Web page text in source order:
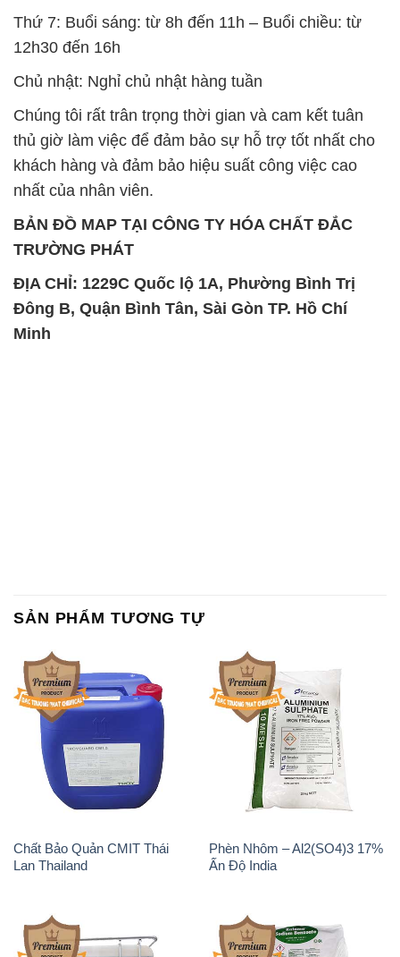
thủ giờ làm việc để đảm bảo sự hỗ trợ tốt nhất cho
khách hàng và đảm bảo hiệu suất công việc cao
nhất của nhân viên.
BẢN ĐỒ MAP TẠI CÔNG TY HÓA CHẤT ĐẮC
TRƯỜNG PHÁT
ĐỊA CHỈ: 1229C Quốc lộ 1A, Phường Bình Trị
Đông B, Quận Bình Tân, Sài Gòn TP. Hồ Chí
Minh
Chất Bảo Quản CMIT Thái
Lan Thailand
Phèn Nhôm – Al2(SO4)3 17%
Ấn Độ India